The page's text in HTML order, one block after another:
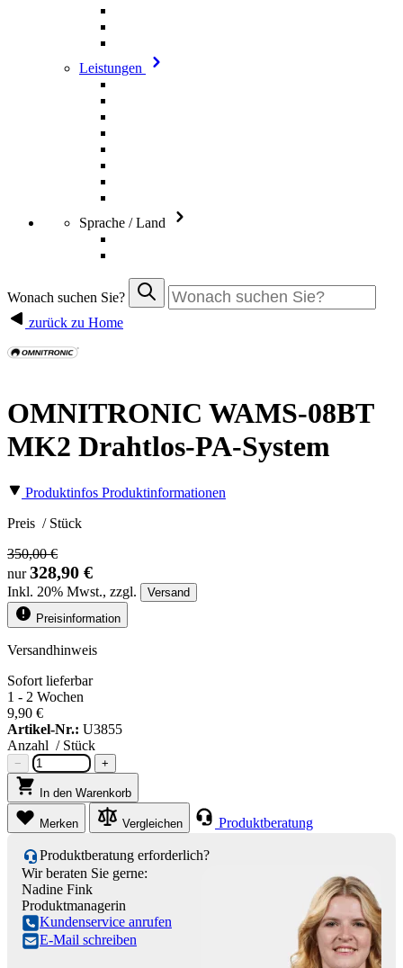
Leistungen
Sprache / Land
Wonach suchen Sie?
zurück zu Home
OMNITRONIC WAMS-08BT
MK2 Drahtlos-PA-System
Produktinfos Produktinformationen
Preis / Stück
350,00 €
nur328,90 €
Inkl. 20% Mwst., zzgl.
Versand
Preisinformation
Versandhinweis
Sofort lieferbar
1 - 2 Wochen
9,90 €
Artikel-Nr.: U3855
Anzahl / Stück
− +
In den Warenkorb
Merken Vergleichen Produktberatung
Produktberatung erforderlich?
Wir beraten Sie gerne:
Nadine Fink
Produktmanagerin
Kundenservice anrufen
E-Mail schreiben